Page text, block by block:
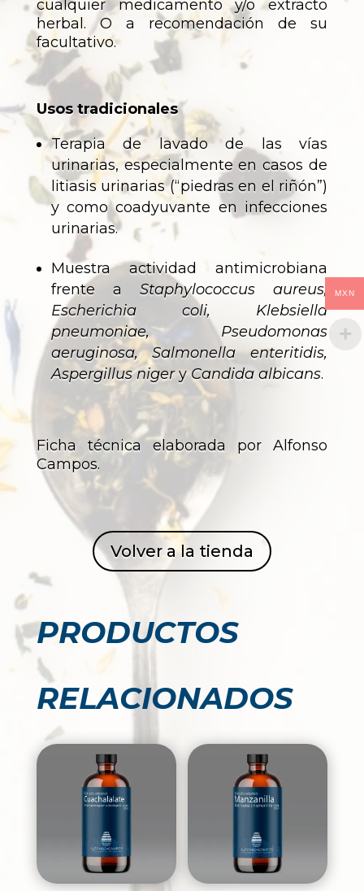
cualquier medicamento y/o extracto
herbal. O a recomendación de su
facultativo.
Usos tradicionales
Terapia de lavado de las vías
urinarias, especialmente en casos de
litiasis urinarias (“piedras en el riñón”)
y como coadyuvante en infecciones
urinarias.
Muestra actividad antimicrobiana
frente aStaphylococcus aureus,
Escherichia coli, Klebsiella
pneumoniae, Pseudomonas
aeruginosa, Salmonella enteritidis,
Aspergillus nigeryCandida albicans.
Ficha técnica elaborada por Alfonso
Campos.
Volver a la tienda
PRODUCTOS
RELACIONADOS
MXN